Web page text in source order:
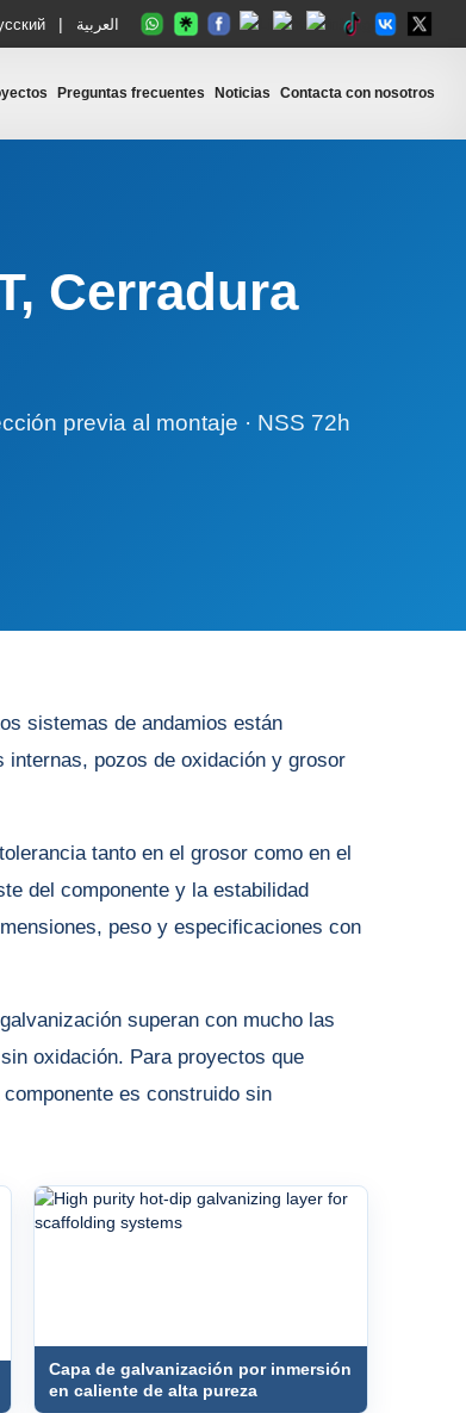
| العربية
Preguntas frecuentes Noticias Contacta con nosotros
Cerradura
previa al montaje · NSS 72h
sistemas de andamios están
pozos de oxidación y grosor
tanto en el grosor como en el
del componente y la estabilidad
peso y especificaciones con
superan con mucho las
oxidación. Para proyectos que
es construido sin
Capa de galvanización por inmersión
en caliente de alta pureza